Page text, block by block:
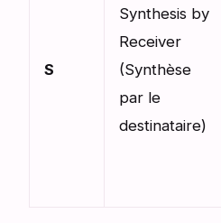
S
Synthesis by
Receiver
(Synthèse
par le
destinataire)